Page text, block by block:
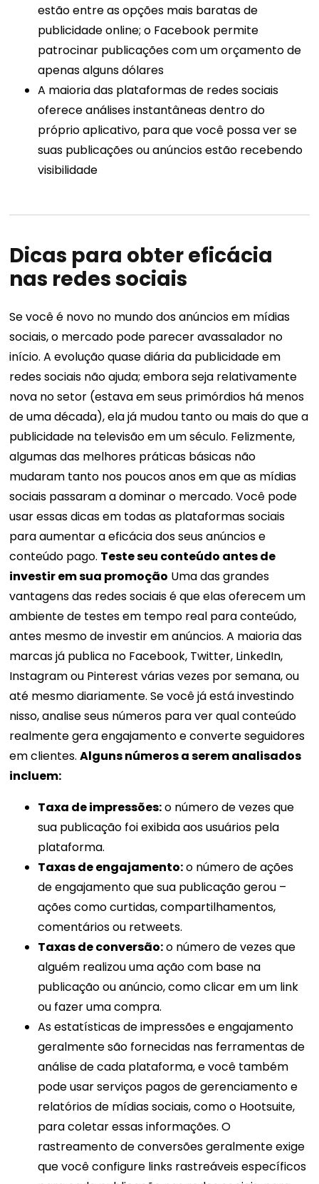
estão entre as opções mais baratas de
publicidade online; o Facebook permite
patrocinar publicações com um orçamento de
apenas alguns dólares
A maioria das plataformas de redes sociais
oferece análises instantâneas dentro do
próprio aplicativo, para que você possa ver se
suas publicações ou anúncios estão recebendo
visibilidade
Dicas para obter eficácia
nas redes sociais
Se você é novo no mundo dos anúncios em mídias
sociais, o mercado pode parecer avassalador no
início. A evolução quase diária da publicidade em
redes sociais não ajuda; embora seja relativamente
nova no setor (estava em seus primórdios há menos
de uma década), ela já mudou tanto ou mais do que a
publicidade na televisão em um século. Felizmente,
algumas das melhores práticas básicas não
mudaram tanto nos poucos anos em que as mídias
sociais passaram a dominar o mercado. Você pode
usar essas dicas em todas as plataformas sociais
para aumentar a eficácia dos seus anúncios e
conteúdo pago. Teste seu conteúdo antes de
investir em sua promoção Uma das grandes
vantagens das redes sociais é que elas oferecem um
ambiente de testes em tempo real para conteúdo,
antes mesmo de investir em anúncios. A maioria das
marcas já publica no Facebook, Twitter, LinkedIn,
Instagram ou Pinterest várias vezes por semana, ou
até mesmo diariamente. Se você já está investindo
nisso, analise seus números para ver qual conteúdo
realmente gera engajamento e converte seguidores
em clientes.Alguns números a serem analisados ​​
incluem:
Taxa de impressões:o número de vezes que
sua publicação foi exibida aos usuários pela
plataforma.
Taxas de engajamento:o número de ações
de engajamento que sua publicação gerou –
ações como curtidas, compartilhamentos,
comentários ou retweets.
Taxas de conversão:o número de vezes que
alguém realizou uma ação com base na
publicação ou anúncio, como clicar em um link
ou fazer uma compra.
As estatísticas de impressões e engajamento
geralmente são fornecidas nas ferramentas de
análise de cada plataforma, e você também
pode usar serviços pagos de gerenciamento e
relatórios de mídias sociais, como o Hootsuite,
para coletar essas informações. O
rastreamento de conversões geralmente exige
que você configure links rastreáveis ​​específicos